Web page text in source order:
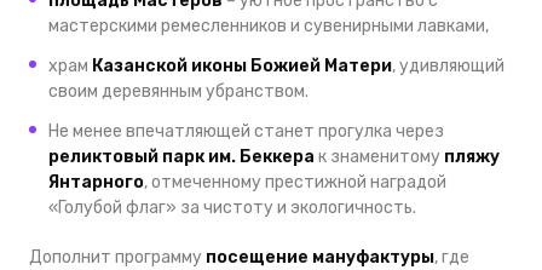
мастерскими ремесленников и сувенирными лавками,
храм Казанской иконы Божией Матери, удивляющий
своим деревянным убранством.
Не менее впечатляющей станет прогулка через
реликтовый парк им. Беккера к знаменитому пляжу
Янтарного, отмеченному престижной наградой
«Голубой флаг» за чистоту и экологичность.
Дополнит программу посещение мануфактуры, где